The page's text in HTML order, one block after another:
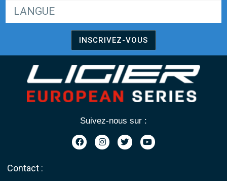
INSCRIVEZ-VOUS
Suivez-nous sur :
Contact :